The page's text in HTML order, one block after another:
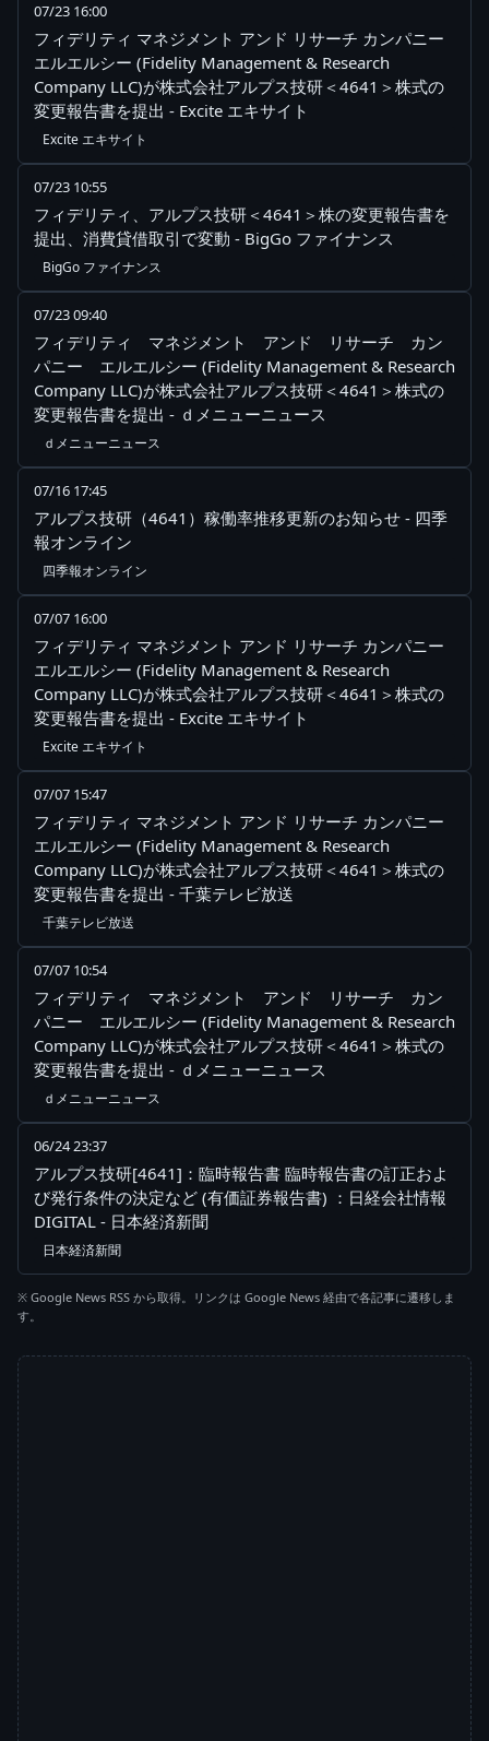
07/23 16:00
フィデリティ マネジメント アンド リサーチ カンパニー
エルエルシー (Fidelity Management & Research
Company LLC)が株式会社アルプス技研＜4641＞株式の
変更報告書を提出 - Excite エキサイト
Excite エキサイト
07/23 10:55
フィデリティ、アルプス技研＜4641＞株の変更報告書を
提出、消費貸借取引で変動 - BigGo ファイナンス
BigGo ファイナンス
07/23 09:40
フィデリティ マネジメント アンド リサーチ カン
パニー エルエルシー (Fidelity Management & Research
Company LLC)が株式会社アルプス技研＜4641＞株式の
変更報告書を提出 - ｄメニューニュース
ｄメニューニュース
07/16 17:45
アルプス技研（4641）稼働率推移更新のお知らせ - 四季
報オンライン
四季報オンライン
07/07 16:00
フィデリティ マネジメント アンド リサーチ カンパニー
エルエルシー (Fidelity Management & Research
Company LLC)が株式会社アルプス技研＜4641＞株式の
変更報告書を提出 - Excite エキサイト
Excite エキサイト
07/07 15:47
フィデリティ マネジメント アンド リサーチ カンパニー
エルエルシー (Fidelity Management & Research
Company LLC)が株式会社アルプス技研＜4641＞株式の
変更報告書を提出 - 千葉テレビ放送
千葉テレビ放送
07/07 10:54
フィデリティ マネジメント アンド リサーチ カン
パニー エルエルシー (Fidelity Management & Research
Company LLC)が株式会社アルプス技研＜4641＞株式の
変更報告書を提出 - ｄメニューニュース
ｄメニューニュース
06/24 23:37
アルプス技研[4641]：臨時報告書 臨時報告書の訂正およ
び発行条件の決定など (有価証券報告書) ：日経会社情報
DIGITAL - 日本経済新聞
日本経済新聞
※ Google News RSS から取得。リンクは Google News 経由で各記事に遷移しま
す。